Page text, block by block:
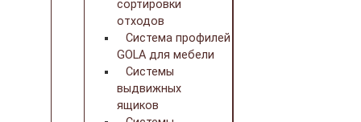
сортировки
отходов
Система профилей
GOLA для мебели
Системы
выдвижных
ящиков